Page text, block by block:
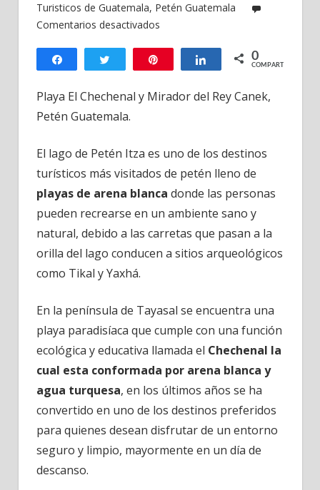
Turisticos de Guatemala, Petén Guatemala
Comentarios desactivados
y
Canek,
Petén
Guatemala
Compartir Twittear Compartir
0
COMPARTIR
Playa El Chechenal y Mirador del Rey Canek,
Petén Guatemala.
El lago de Petén Itza es uno de los destinos
turísticos más visitados de petén lleno de
playas de arena blanca donde las personas
pueden recrearse en un ambiente sano y
natural, debido a las carretas que pasan a la
orilla del lago conducen a sitios arqueológicos
como Tikal y Yaxhá.
En la península de Tayasal se encuentra una
playa paradisíaca que cumple con una función
ecológica y educativa llamada el Chechenal la
cual esta conformada por arena blanca y
agua turquesa, en los últimos años se ha
convertido en uno de los destinos preferidos
para quienes desean disfrutar de un entorno
seguro y limpio, mayormente en un día de
descanso.